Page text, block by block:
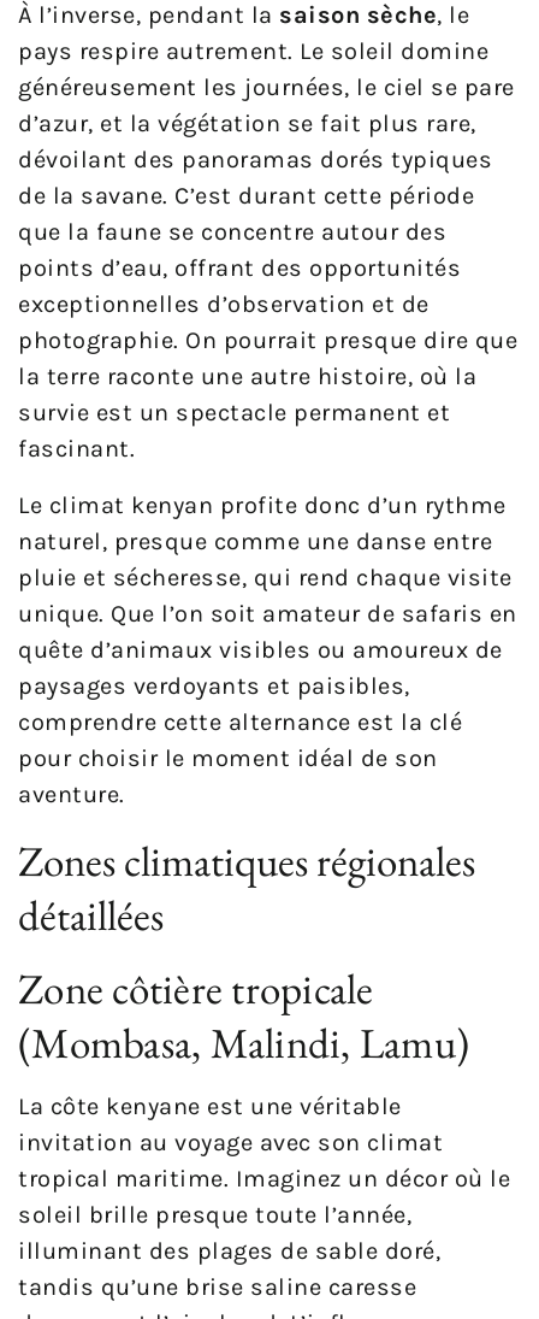
À l’inverse, pendant la saison sèche, le
pays respire autrement. Le soleil domine
généreusement les journées, le ciel se pare
d’azur, et la végétation se fait plus rare,
dévoilant des panoramas dorés typiques
de la savane. C’est durant cette période
que la faune se concentre autour des
points d’eau, offrant des opportunités
exceptionnelles d’observation et de
photographie. On pourrait presque dire que
la terre raconte une autre histoire, où la
survie est un spectacle permanent et
fascinant.
Le climat kenyan profite donc d’un rythme
naturel, presque comme une danse entre
pluie et sécheresse, qui rend chaque visite
unique. Que l’on soit amateur de safaris en
quête d’animaux visibles ou amoureux de
paysages verdoyants et paisibles,
comprendre cette alternance est la clé
pour choisir le moment idéal de son
aventure.
Zones climatiques régionales
détaillées
Zone côtière tropicale
(Mombasa, Malindi, Lamu)
La côte kenyane est une véritable
invitation au voyage avec son climat
tropical maritime. Imaginez un décor où le
soleil brille presque toute l’année,
illuminant des plages de sable doré,
tandis qu’une brise saline caresse